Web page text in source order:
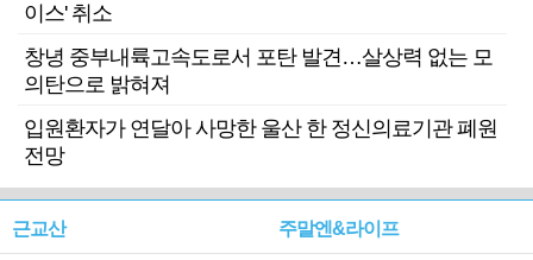
이스' 취소
창녕 중부내륙고속도로서 포탄 발견…살상력 없는 모
의탄으로 밝혀져
입원환자가 연달아 사망한 울산 한 정신의료기관 폐원
전망
근교산 주말엔&라이프